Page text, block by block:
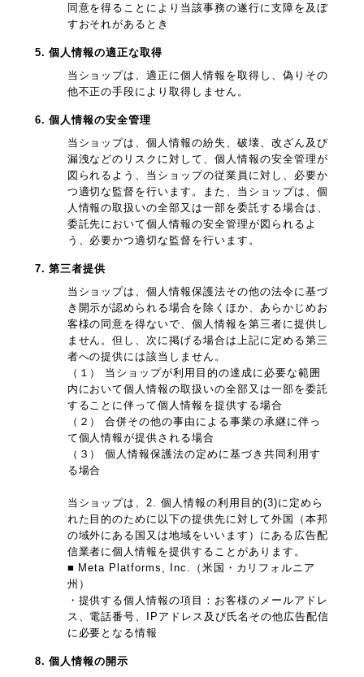
同意を得ることにより当該事務の遂行に支障を及ぼ
すおそれがあるとき
5. 個人情報の適正な取得
当ショップは、適正に個人情報を取得し、偽りその
他不正の手段により取得しません。
6. 個人情報の安全管理
当ショップは、個人情報の紛失、破壊、改ざん及び
漏洩などのリスクに対して、個人情報の安全管理が
図られるよう、当ショップの従業員に対し、必要か
つ適切な監督を行います。また、当ショップは、個
人情報の取扱いの全部又は一部を委託する場合は、
委託先において個人情報の安全管理が図られるよ
う、必要かつ適切な監督を行います。
7. 第三者提供
当ショップは、個人情報保護法その他の法令に基づ
き開示が認められる場合を除くほか、あらかじめお
客様の同意を得ないで、個人情報を第三者に提供し
ません。但し、次に掲げる場合は上記に定める第三
者への提供には該当しません。
（１） 当ショップが利用目的の達成に必要な範囲
内において個人情報の取扱いの全部又は一部を委託
することに伴って個人情報を提供する場合
（２） 合併その他の事由による事業の承継に伴っ
て個人情報が提供される場合
（３） 個人情報保護法の定めに基づき共同利用す
る場合
当ショップは、2. 個人情報の利用目的(3)に定めら
れた目的のために以下の提供先に対して外国（本邦
の域外にある国又は地域をいいます）にある広告配
信業者に個人情報を提供することがあります。
■ Meta Platforms, Inc.（米国・カリフォルニア
州）
・提供する個人情報の項目：お客様のメールアドレ
ス、電話番号、IPアドレス及び氏名その他広告配信
に必要となる情報
8. 個人情報の開示